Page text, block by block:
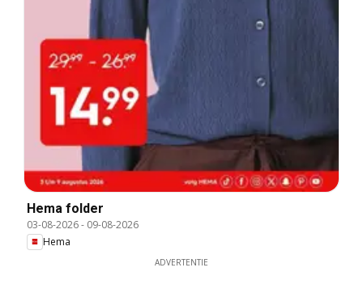
Hema folder
03-08-2026- 09-08-2026
Hema
ADVERTENTIE